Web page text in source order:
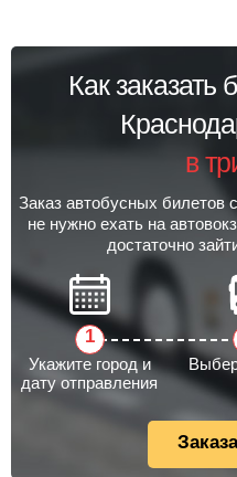
Как заказать
в
Заказ автобусных билетов
не нужно ехать на
достаточно
Укажите город и
дату отправления